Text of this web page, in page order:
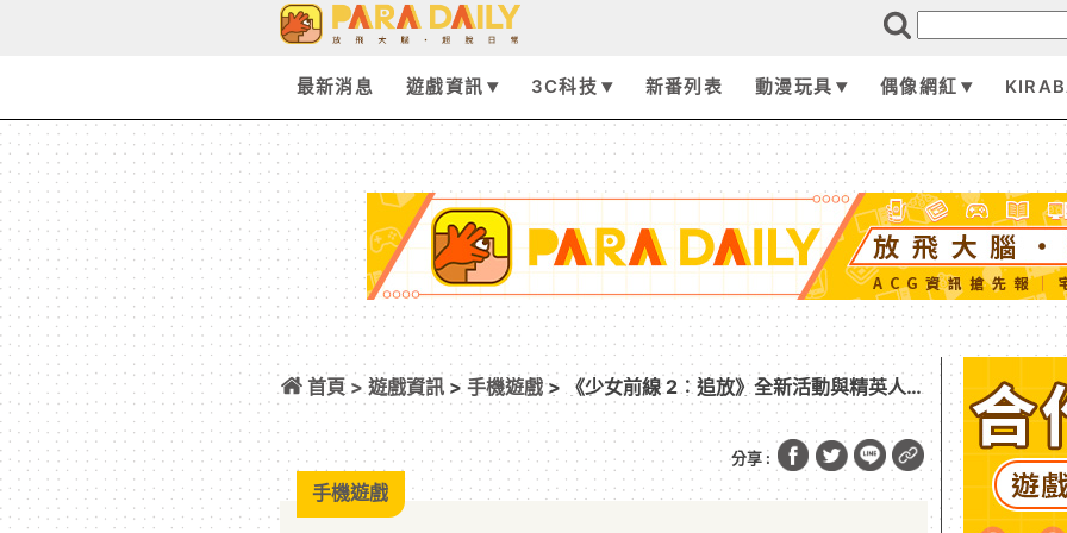
最新消息 遊戲資訊 3C科技 新番列表 動漫玩具 偶像網紅
首頁 >遊戲資訊 >手機遊戲> 《少女前線 2︰追放》全新活動與精英人形
「瑪綺朵」登場 同步宣布參展 2025 台北國際電玩展
分享 :
手機遊戲